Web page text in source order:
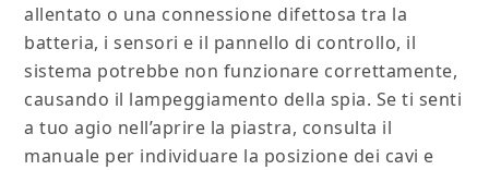
allentato o una connessione difettosa tra la
batteria, i sensori e il pannello di controllo, il
sistema potrebbe non funzionare correttamente,
causando il lampeggiamento della spia. Se ti senti
a tuo agio nell’aprire la piastra, consulta il
manuale per individuare la posizione dei cavi e